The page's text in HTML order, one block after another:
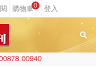
0
00940